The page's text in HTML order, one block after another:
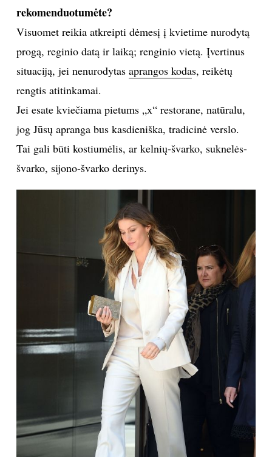
ĮDOMYBĖS
KNYGOS
INTERJERAS
NAMAI
KONTAKTAI
PRIVATUMO POLITIKA
Sekite mus:
rekomenduotumėte?
Visuomet reikia atkreipti dėmesį į kvietime nurodytą
progą, reginio datą ir laiką; renginio vietą. Įvertinus
situaciją, jei nenurodytas aprangos kodas, reikėtų
rengtis atitinkamai.
Jei esate kviečiama pietums „x“ restorane, natūralu,
jog Jūsų apranga bus kasdieniška, tradicinė verslo.
Tai gali būti kostiumėlis, ar kelnių-švarko, suknelės-
švarko, sijono-švarko derinys.